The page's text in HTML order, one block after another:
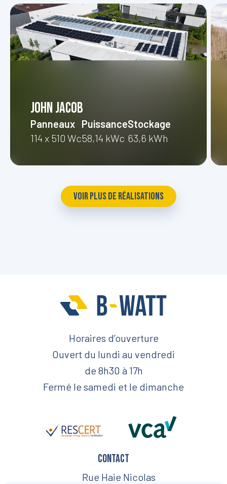
John Jacob
Panneaux
114 x 510 Wc
Puissance
58,14 kWc
Stockage
63,6 kWh
VOIR PLUS DE RÉALISATIONS
Horaires d’ouverture
Ouvert du lundi au vendredi
de 8h30 à 17h
Fermé le samedi et le dimanche
Contact
Rue Haie Nicolas